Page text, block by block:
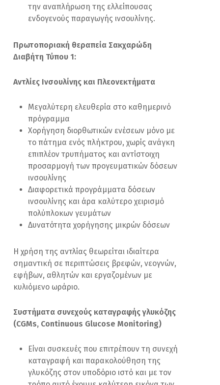
την αναπλήρωση της ελλείπουσας
ενδογενούς παραγωγής ινσουλίνης.
Πρωτοποριακή θεραπεία Σακχαρώδη
Διαβήτη Τύπου 1:
Αντλίες Ινσουλίνης και Πλεονεκτήματα
Μεγαλύτερη ελευθερία στο καθημερινό
πρόγραμμα
Χορήγηση διορθωτικών ενέσεων μόνο με
το πάτημα ενός πλήκτρου, χωρίς ανάγκη
επιπλέον τρυπήματος και αντίστοιχη
προσαρμογή των προγευματικών δόσεων
ινσουλίνης
Διαφορετικά προγράμματα δόσεων
ινσουλίνης και άρα καλύτερο χειρισμό
πολύπλοκων γευμάτων
Δυνατότητα χορήγησης μικρών δόσεων
Η χρήση της αντλίας θεωρείται ιδιαίτερα
σημαντική σε περιπτώσεις βρεφών, νεογνών,
εφήβων, αθλητών και εργαζομένων με
κυλιόμενο ωράριο.
Συστήματα συνεχούς καταγραφής γλυκόζης
(CGMs, Continuous Glucose Monitoring)
Είναι συσκευές που επιτρέπουν τη συνεχή
καταγραφή και παρακολούθηση της
γλυκόζης στον υποδόριο ιστό και με τον